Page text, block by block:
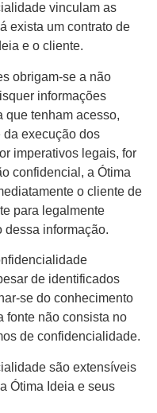
vinculam as
exista um contrato de
e o cliente.
obrigam-se a não
informações
que tenham acesso,
da execução dos
imperativos legais, for
confidencial, a Ótima
o cliente de
para legalmente
dessa informação.
de identificados
se do conhecimento
fonte não consista no
de confidencialidade.
são extensíveis
Ótima Ideia e seus